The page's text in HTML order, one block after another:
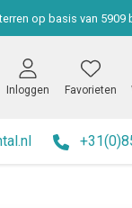
op basis van 5909
Inloggen Favorieten